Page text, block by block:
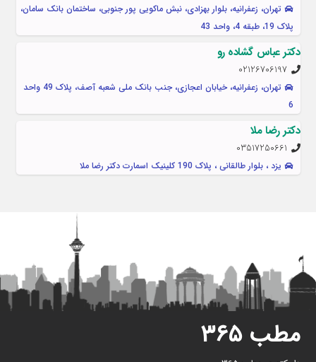
تهران، زعفرانیه، بلوار بهزادی، نبش ماکویی پور جنوبی، ساختمان بانک سامان،
پلاک 19، طبقه 4، واحد 43
دکتر عباس گشاده رو
02126706197
تهران، زعفرانیه، خیابان اعجازی، جنب بانک ملی شعبه آصف، پلاک 49 واحد
6
دکتر رضا ملا
03517250661
یزد ، بلوار طالقانی ، پلاک 190 کلینیک اسمارت دکتر رضا ملا
مطب ۳۶۵